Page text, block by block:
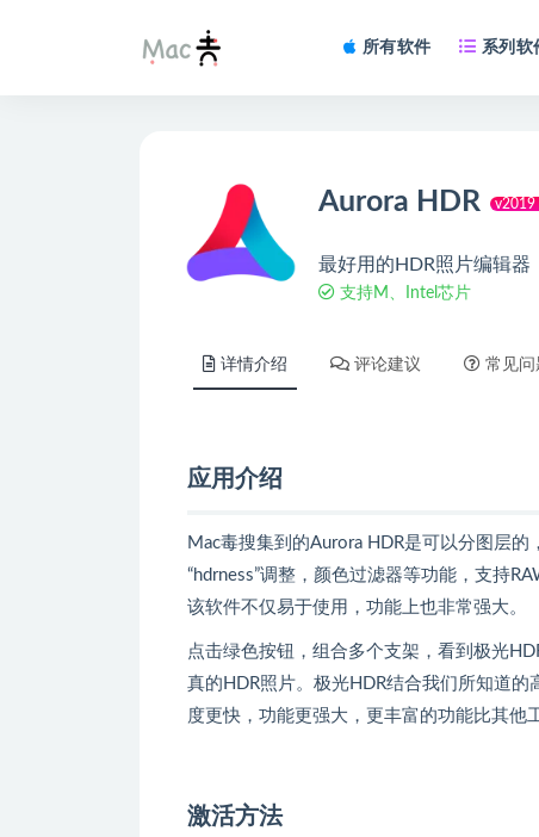
所有软件 系列软
Aurora HDR v2019
最好用的HDR照片编辑器
支持M、Intel芯片
详情介绍 评论建议 常见问
应用介绍
Mac毒搜集到的Aurora HDR是可以分图层的
“hdrness”调整，颜色过滤器等功能，支持
该软件不仅易于使用，功能上也非常强大。
点击绿色按钮，组合多个支架，看到极光
真的HDR照片。极光HDR结合我们所知道
度更快，功能更强大，更丰富的功能比其他
激活方法